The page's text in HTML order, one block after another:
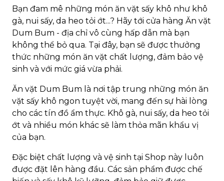
Bạn đam mê những món ăn vặt sấy khô như khô
gà, nui sấy, da heo tỏi ớt...? Hãy tới cửa hàng Ăn vặt
Dum Bum - địa chỉ vô cùng hấp dẫn mà bạn
không thể bỏ qua. Tại đây, bạn sẽ được thưởng
thức những món ăn vặt chất lượng, đảm bảo vệ
sinh và với mức giá vừa phải.
Ăn vặt Dum Bum là nơi tập trung những món ăn
vặt sấy khô ngon tuyệt vời, mang đến sự hài lòng
cho các tín đồ ẩm thực. Khô gà, nui sấy, da heo tỏi
ớt và nhiều món khác sẽ làm thỏa mãn khẩu vị
của bạn.
Đặc biệt chất lượng và vệ sinh tại Shop này luôn
được đặt lên hàng đầu. Các sản phẩm được chế